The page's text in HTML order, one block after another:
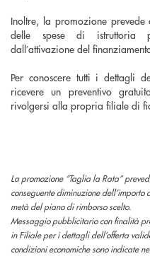
Inoltre, la promozione prevede
delle spese di istruttoria
dall’attivazione del
Per conoscere tutti i dettagli
ricevere un preventivo
rivolgersi alla propria filiale di
La promozione “Taglia la Rata”
conseguente diminuzione
metà del piano di rimborso scelto.
Messaggio pubblicitario con finalità
in Filiale per i dettagli dell’offerta
condizioni economiche sono indicate